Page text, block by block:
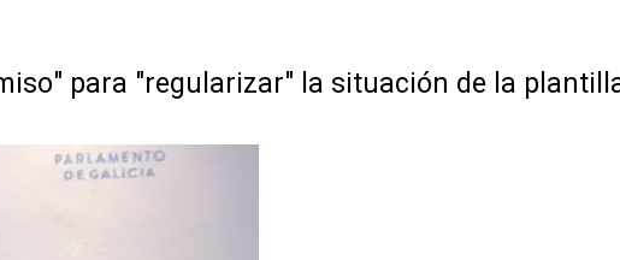
para "regularizar" la situación de la